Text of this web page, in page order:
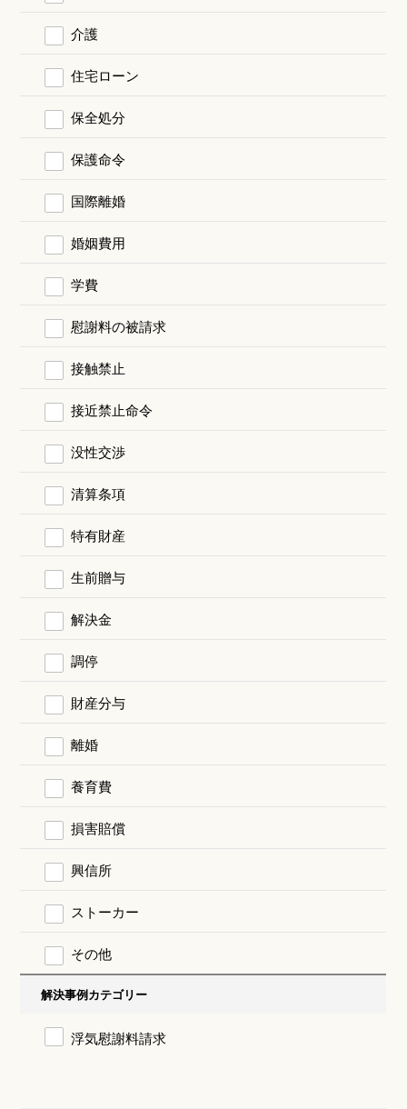
介護
住宅ローン
保全処分
保護命令
国際離婚
婚姻費用
学費
慰謝料の被請求
接触禁止
接近禁止命令
没性交渉
清算条項
特有財産
生前贈与
解決金
調停
財産分与
離婚
養育費
損害賠償
興信所
ストーカー
その他
解決事例カテゴリー
浮気慰謝料請求